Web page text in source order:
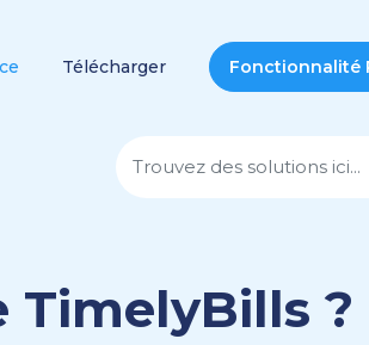
Télécharger Fonctionnalité
TimelyBills ?